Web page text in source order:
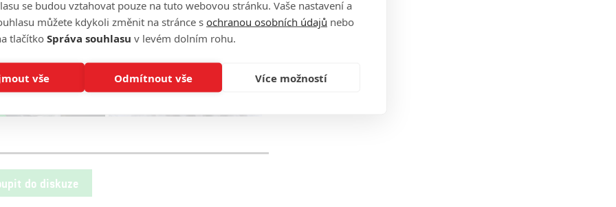
Perry Mason Tatiana Maslany drama soudní
| Oficiální
PODCAST: Marvel, Star
novinky uplynulého týdne
do diskuze
se budou vztahovat pouze na tuto webovou stránku. Vaše nastavení a
můžete kdykoli změnit na stránce sochranou osobních údajů nebo
tlačítkoSpráva souhlasu v levém dolním rohu.
vše Odmítnout vše Více možností